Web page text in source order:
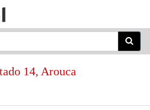
14, Arouca